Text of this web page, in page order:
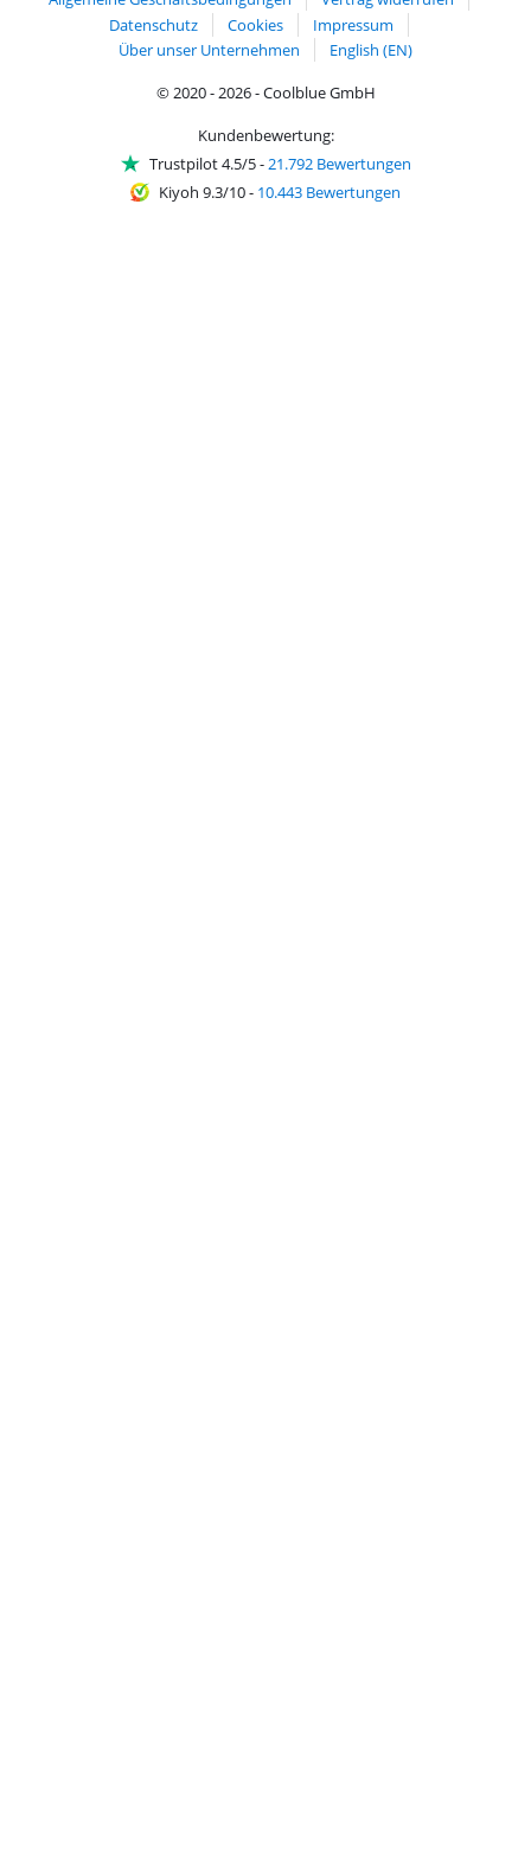
Datenschutz
Cookies
Impressum
Über unser Unternehmen
English (EN)
© 2020 - 2026 - Coolblue GmbH
Kundenbewertung:
Trustpilot 4.5/5-21.792 Bewertungen
Kiyoh 9.3/10- 10.443 Bewertungen